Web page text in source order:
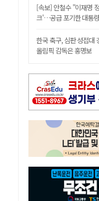
[속보] 안철수 "이재명
크'…공급 포기한 대통
한국 축구, 심판 성접
올림픽 감독은 홍명보